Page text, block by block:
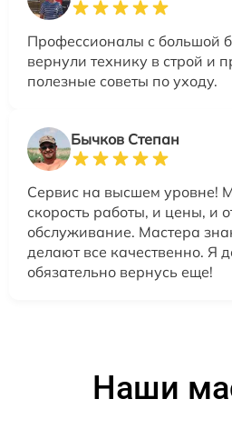
Профессионалы с большой
вернули технику в строй и
полезные советы по уходу.
Бычков Степан
Сервис на высшем уровне!
скорость работы, и цены, и
обслуживание. Мастера
делают все качественно. Я
обязательно вернусь еще!
Наши